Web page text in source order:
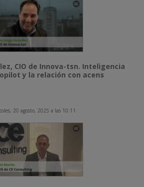
CIO de Innova-tsn. Inteligencia
y la relación con acens
20 agosto, 2025 a las 10:11